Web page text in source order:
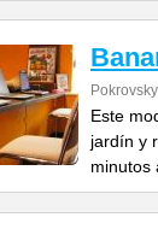
Este
jardín y
minutos